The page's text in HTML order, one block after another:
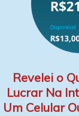
Revelei o
Lucrar Na
Um Celular